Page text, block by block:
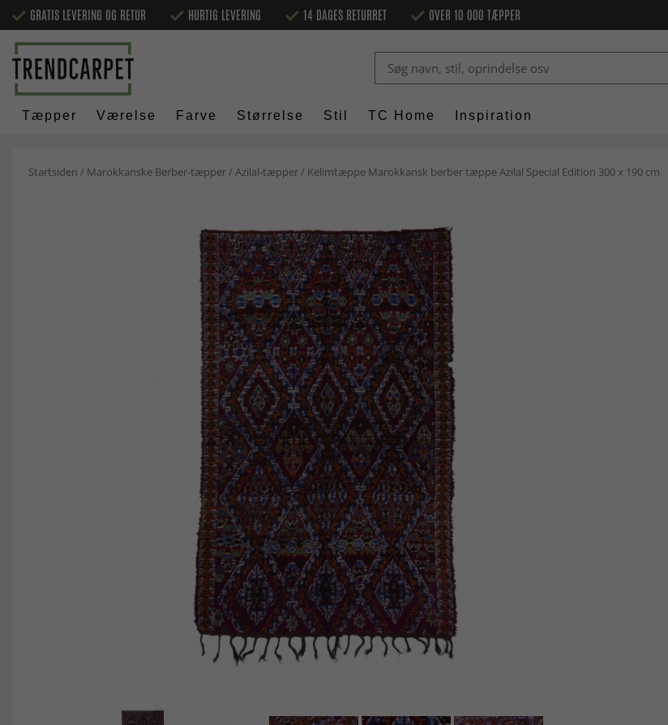
GRATIS LEVERING OG RETUR HURTIG LEVERING 14 DAGES RETURRET OVER 10 000 TÆPPER
Tæpper Værelse Farve Størrelse Stil TC Home Inspiration
Startsiden / Marokkanske Berber-tæpper/Azilal-tæpper/ Kelimtæppe Marokkansk berber tæppe Azilal Special Edition 300 x 190 cm